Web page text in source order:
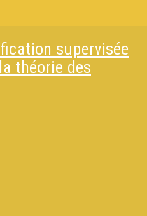
supervisée
théorie des